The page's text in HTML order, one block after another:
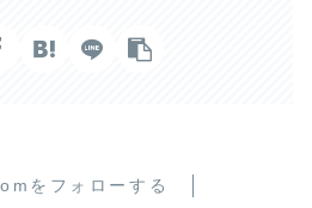
をフォローする